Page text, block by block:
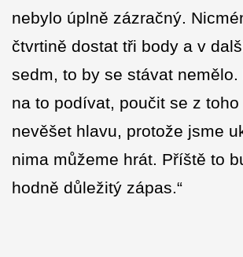
nebylo úplně zázračný.
čtvrtině dostat tři body a v
sedm, to by se stávat
na to podívat, poučit se z toho
nevěšet hlavu, protože jsme
nima můžeme hrát. Příště to
hodně důležitý zápas.“